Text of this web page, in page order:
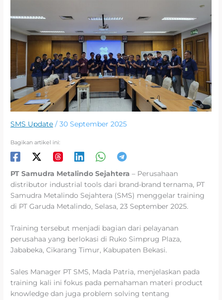
SMS Update /30 September 2025
Bagikan artikel ini:
PT Samudra Metalindo Sejahtera– Perusahaan
distributor industrial tools dari brand-brand ternama, PT
Samudra Metalindo Sejahtera (SMS) menggelar training
di PT Garuda Metalindo, Selasa, 23 September 2025.
Training tersebut menjadi bagian dari pelayanan
perusahaa yang berlokasi di Ruko Simprug Plaza,
Jababeka, Cikarang Timur, Kabupaten Bekasi.
Sales Manager PT SMS, Mada Patria, menjelaskan pada
training kali ini fokus pada pemahaman materi product
knowledge dan juga problem solving tentang